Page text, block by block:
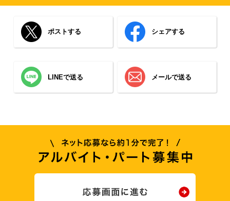
ポストする シェアする
LINEで送る メールで送る